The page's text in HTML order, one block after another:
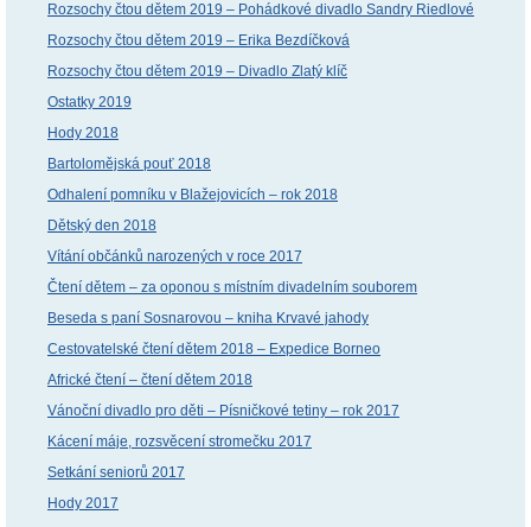
Rozsochy čtou dětem 2019 – Pohádkové divadlo Sandry Riedlové
Rozsochy čtou dětem 2019 – Erika Bezdíčková
Rozsochy čtou dětem 2019 – Divadlo Zlatý klíč
Ostatky 2019
Hody 2018
Bartolomějská pouť 2018
Odhalení pomníku v Blažejovicích – rok 2018
Dětský den 2018
Vítání občánků narozených v roce 2017
Čtení dětem – za oponou s místním divadelním souborem
Beseda s paní Sosnarovou – kniha Krvavé jahody
Cestovatelské čtení dětem 2018 – Expedice Borneo
Africké čtení – čtení dětem 2018
Vánoční divadlo pro děti – Písničkové tetiny – rok 2017
Kácení máje, rozsvěcení stromečku 2017
Setkání seniorů 2017
Hody 2017